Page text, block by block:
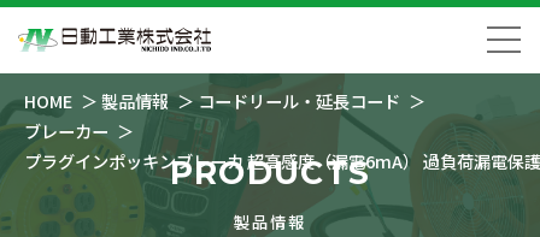
HOME 製品情報
コードリール・延長コード
ブレーカー
プラグインポッキンブレーカ 超高感度（漏電6mA） 過負荷漏電保
PRODUCTS
製品情報